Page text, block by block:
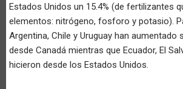
Estados Unidos un 15.4% (de fertilizantes
elementos: nitrógeno, fosforo y potasio).
Argentina, Chile y Uruguay han aumentado
desde Canadá mientras que Ecuador, El
hicieron desde los Estados Unidos.